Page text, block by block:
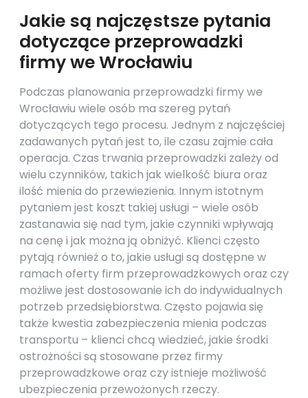
Jakie są najczęstsze pytania
dotyczące przeprowadzki
firmy we Wrocławiu
Podczas planowania przeprowadzki firmy we
Wrocławiu wiele osób ma szereg pytań
dotyczących tego procesu. Jednym z najczęściej
zadawanych pytań jest to, ile czasu zajmie cała
operacja. Czas trwania przeprowadzki zależy od
wielu czynników, takich jak wielkość biura oraz
ilość mienia do przewiezienia. Innym istotnym
pytaniem jest koszt takiej usługi – wiele osób
zastanawia się nad tym, jakie czynniki wpływają
na cenę i jak można ją obniżyć. Klienci często
pytają również o to, jakie usługi są dostępne w
ramach oferty firm przeprowadzkowych oraz czy
możliwe jest dostosowanie ich do indywidualnych
potrzeb przedsiębiorstwa. Często pojawia się
także kwestia zabezpieczenia mienia podczas
transportu – klienci chcą wiedzieć, jakie środki
ostrożności są stosowane przez firmy
przeprowadzkowe oraz czy istnieje możliwość
ubezpieczenia przewożonych rzeczy.